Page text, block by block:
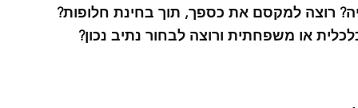
רוצה למקסם את כספך, תוך בחינת חלופות?
או משפחתית ורוצה לבחור נתיב נכון?